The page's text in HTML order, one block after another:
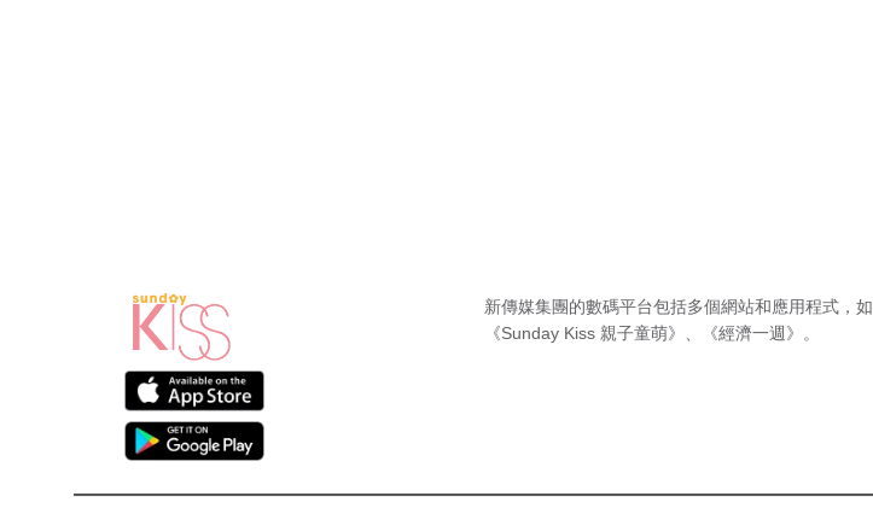
新傳媒集團的數碼平台包括多個網站和應用程式，如
《Sunday Kiss 親子童萌》
《經濟一週》 。